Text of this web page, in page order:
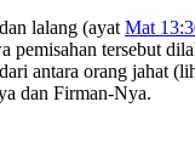
lalang (ayat Mat
tersebut
antara orang jahat
dan Firman-Nya.